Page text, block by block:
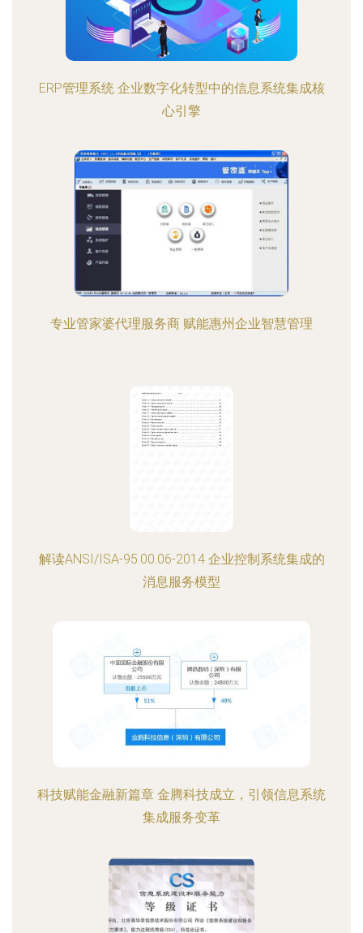
ERP管理系统 企业数字化转型中的信息系统集成核
心引擎
专业管家婆代理服务商 赋能惠州企业智慧管理
解读ANSI/ISA-95.00.06-2014 企业控制系统集成的
消息服务模型
科技赋能金融新篇章 金腾科技成立，引领信息系统
集成服务变革